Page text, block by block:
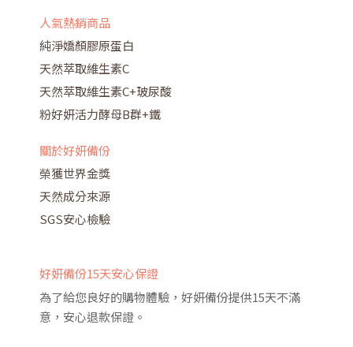
人氣熱銷商品
純淨嬌顏膠原蛋白
天然萃取維生素C
天然萃取維生素C+玻尿酸
粉好妍活力酵母B群+鐵
關於好妍備份
榮獲世界金獎
天然成分來源
SGS安心檢驗
好妍備份15天安心保證
為了給您良好的購物體驗，好妍備份提供15天不滿
意，安心退款保證。